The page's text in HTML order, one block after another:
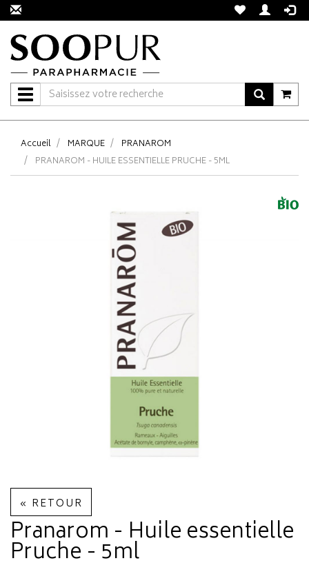
Navigation
Accueil MARQUE
PRANAROM
PRANAROM - HUILE ESSENTIELLE PRUCHE - 5ML
« RETOUR
Pranarom - Huile essentielle
Pruche - 5ml